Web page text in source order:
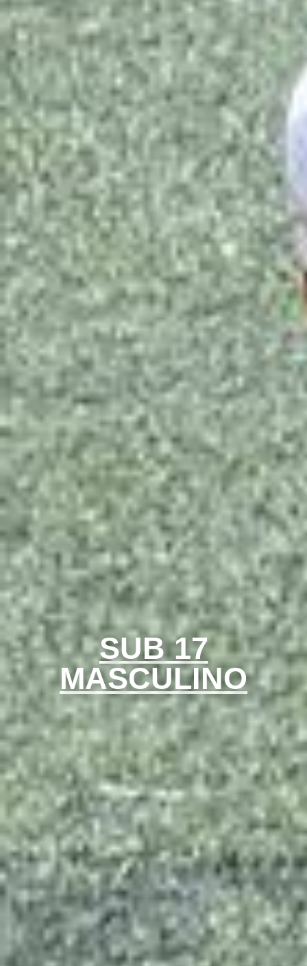
SUB 17
MASCULINO